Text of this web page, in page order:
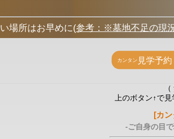
場所はお早めに(参考：※墓地不足の現
上のボタン↑で
[カ
-ご自身の目